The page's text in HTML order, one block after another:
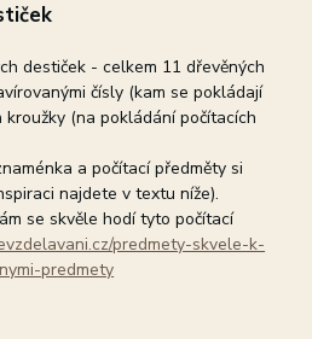
destiček - celkem 11 dřevěných
čísly (kam se pokládají
kroužky (na pokládání počítacích
a počítací předměty si
najdete v textu níže).
se skvěle hodí tyto počítací
predmety-skvele-k-
predmety